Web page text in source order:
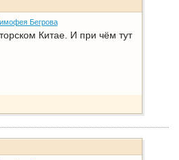
Бегрова
Китае. И при чём тут